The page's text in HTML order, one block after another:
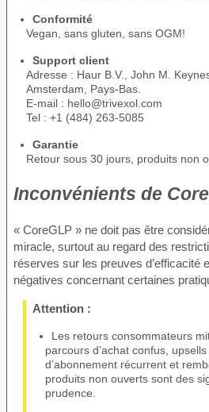
Conformité
Vegan, sans gluten, sans OGM!
Support client
Adresse : Haur B.V., John M.
Amsterdam, Pays-Bas.
E-mail : hello@trivexol.com
Tel : +1 (484) 263-5085
Garantie
Retour sous 30 jours, produits non
Inconvénients de
« CoreGLP » ne doit pas être
miracle, surtout au regard des
réserves sur les preuves d’efficacité
négatives concernant certaines
Attention :
Les retours consommateurs
parcours d’achat confus,
d’abonnement récurrent et
produits non ouverts sont des
prudence.